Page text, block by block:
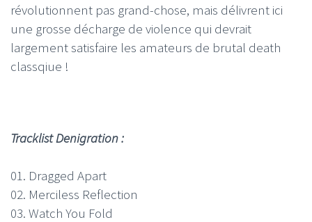
révolutionnent pas grand-chose, mais délivrent ici
une grosse décharge de violence qui devrait
largement satisfaire les amateurs de brutal death
classqiue !
Tracklist Denigration :
01. Dragged Apart
02. Merciless Reflection
03. Watch You Fold